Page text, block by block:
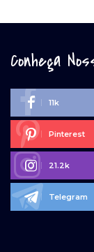
Conheça
11k
Pinterest
21.2k
Telegram